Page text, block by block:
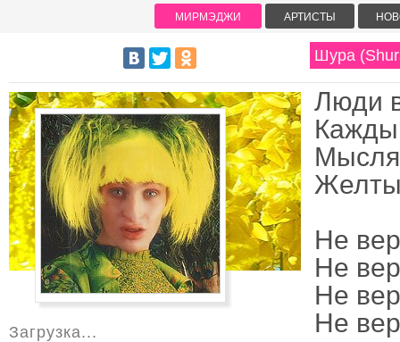
Шура
Люди
Не
Не
Не
Не
Загрузка...
МИРМЭДЖИ АРТИСТЫ